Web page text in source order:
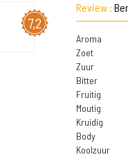
7,2
Review :
Aroma
Zoet
Zuur
Bitter
Fruitig
Moutig
Kruidig
Body
Koolzuur